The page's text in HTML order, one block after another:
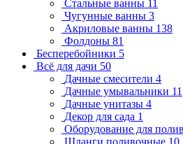
Стальные ванны 11
Чугунные ванны 3
Акриловые ванны 138
Фолдоны 81
Бесперебойники 5
Всё для дачи 50
Дачные смесители 4
Дачные умывальники 11
Дачные унитазы 4
Декор для сада 1
Оборудование для